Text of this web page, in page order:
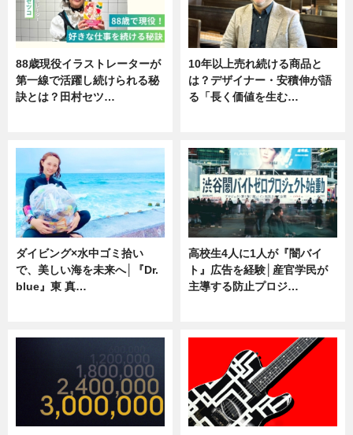
88歳現役イラストレーターが
第一線で活躍し続けられる秘
訣とは？田村セツ…
10年以上売れ続ける商品と
は？デザイナー・安積伸が語
る「長く価値を生む…
ダイビング×水中ゴミ拾い
で、美しい海を未来へ│『Dr.
blue』東 真…
高校生4人に1人が『闇バイ
ト』広告を経験│産官学民が
主導する防止プロジ…